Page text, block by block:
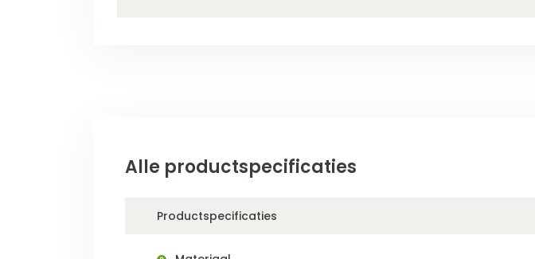
Alle productspecificaties
Productspecificaties